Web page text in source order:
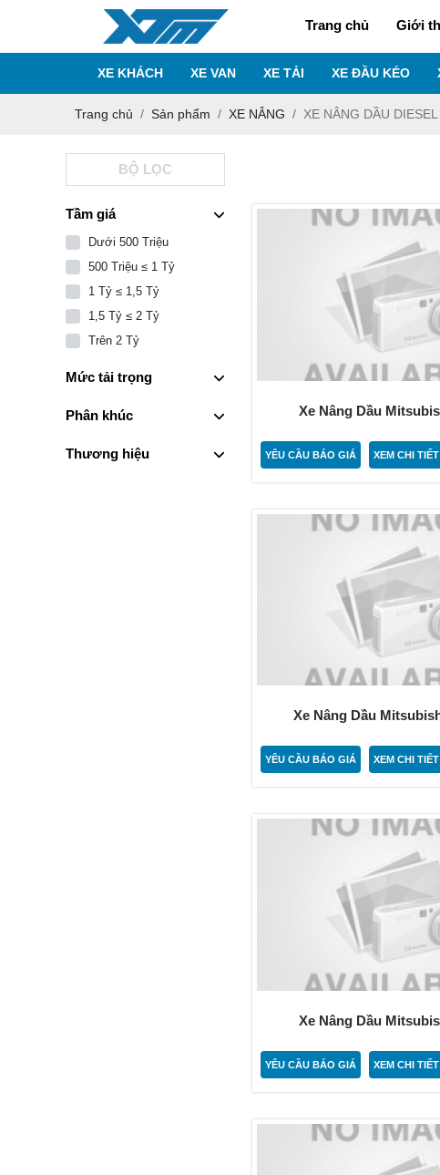
Trang chủ Giới
XE KHÁCH XE VAN XE TẢI XE ĐẦU KÉO
Trang chủ Sản phẩm XE NÂNG XE NÂNG DẦU DIESEL
BỘ LỌC
Tầm giá
Dưới 500 Triệu
500 Triệu ≤ 1 Tỷ
1 Tỷ ≤ 1,5 Tỷ
1,5 Tỷ ≤ 2 Tỷ
Trên 2 Tỷ
Mức tải trọng
Phân khúc
Thương hiệu
Xe Nâng Dầu
YÊU CẦU BÁO GIÁ XEM CHI TIẾT
Xe Nâng Dầu
YÊU CẦU BÁO GIÁ XEM CHI TIẾT
Xe Nâng Dầu
YÊU CẦU BÁO GIÁ XEM CHI TIẾT